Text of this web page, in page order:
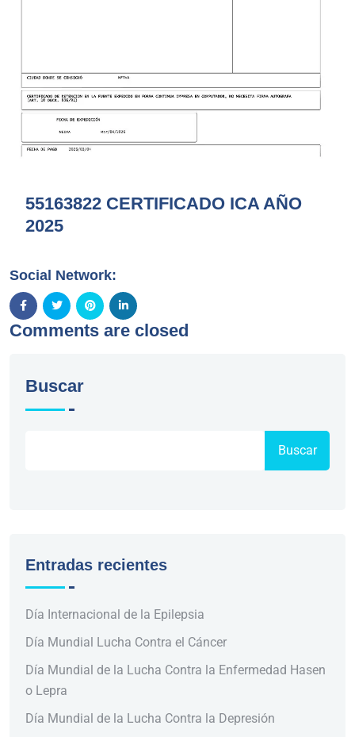
55163822 CERTIFICADO ICA AÑO
2025
Social Network:
Comments are closed
Buscar
Buscar
Entradas recientes
Día Internacional de la Epilepsia
Día Mundial Lucha Contra el Cáncer
Día Mundial de la Lucha Contra la Enfermedad Hasen
o Lepra
Día Mundial de la Lucha Contra la Depresión